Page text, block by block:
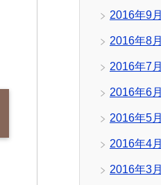
2016年9月
2016年8月
2016年7月
2016年6月
2016年5月
2016年4月
2016年3月